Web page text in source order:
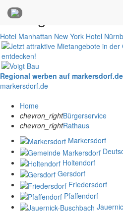
Anzeigen
Hotel Manhattan New York Hotel
Regional werben auf
markersdorf.de
Home
chevron_rightBürgerservice
chevron_rightRathaus
Markersdorf
Holtendorf
Gersdorf
Friedersdorf
Pfaffendorf